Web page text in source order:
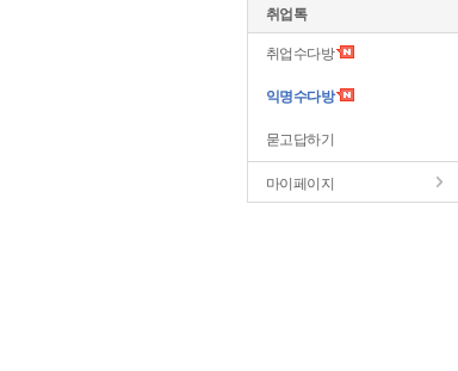
취업톡
취업수다방
익명수다방
묻고답하기
마이페이지